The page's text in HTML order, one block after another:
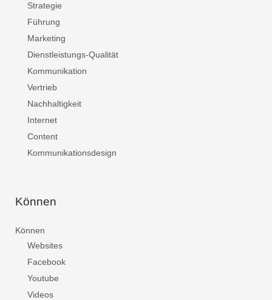
Strategie
Führung
Marketing
Dienstleistungs-Qualität
Kommunikation
Vertrieb
Nachhaltigkeit
Internet
Content
Kommunikationsdesign
Können
Können
Websites
Facebook
Youtube
Videos